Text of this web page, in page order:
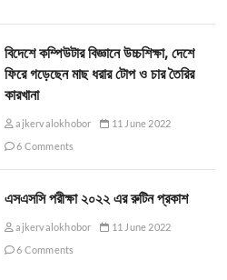
বিদেশে কম্পিউটার বিজ্ঞানে উচ্চশিক্ষা, দেশে
ফিরে গড়েছেন মাছ ধরার টোপ ও চার তৈরির
কারখানা
ajkervalokhobor
11 June 2022
6 Comments
এসএসসি পরীক্ষা ২০২২ এর রুটিন প্রকাশ
ajkervalokhobor
11 June 2022
6 Comments